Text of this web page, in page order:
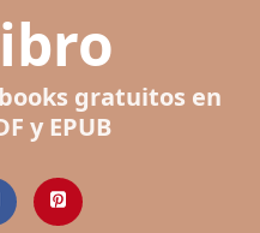
gratuitos en
y EPUB